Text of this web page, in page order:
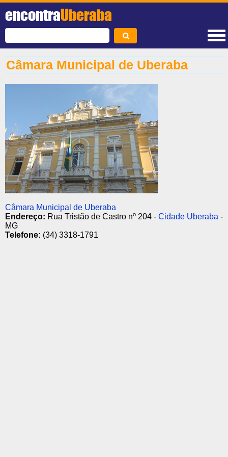
encontraUberaba
Câmara Municipal de Uberaba
Câmara Municipal de Uberaba
Endereço: Rua Tristão de Castro nº 204 - Cidade Uberaba -
MG
Telefone: (34) 3318-1791